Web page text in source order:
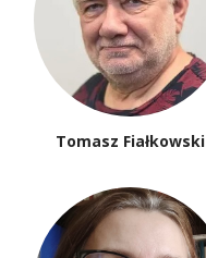
Tomasz Fiałkowski